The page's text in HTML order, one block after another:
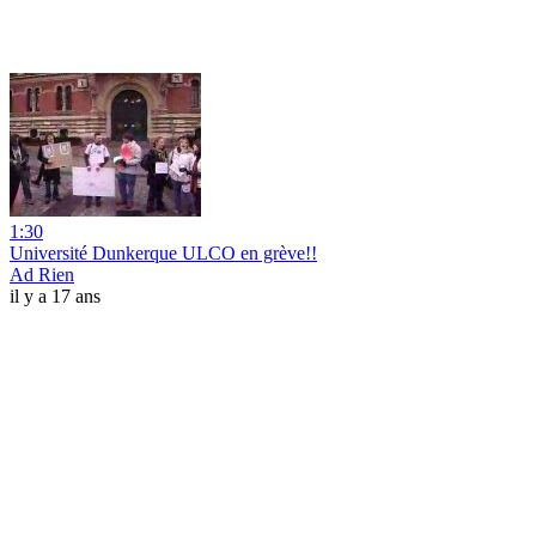
1:30
Université Dunkerque ULCO en grève!!
Ad Rien
il y a 17 ans